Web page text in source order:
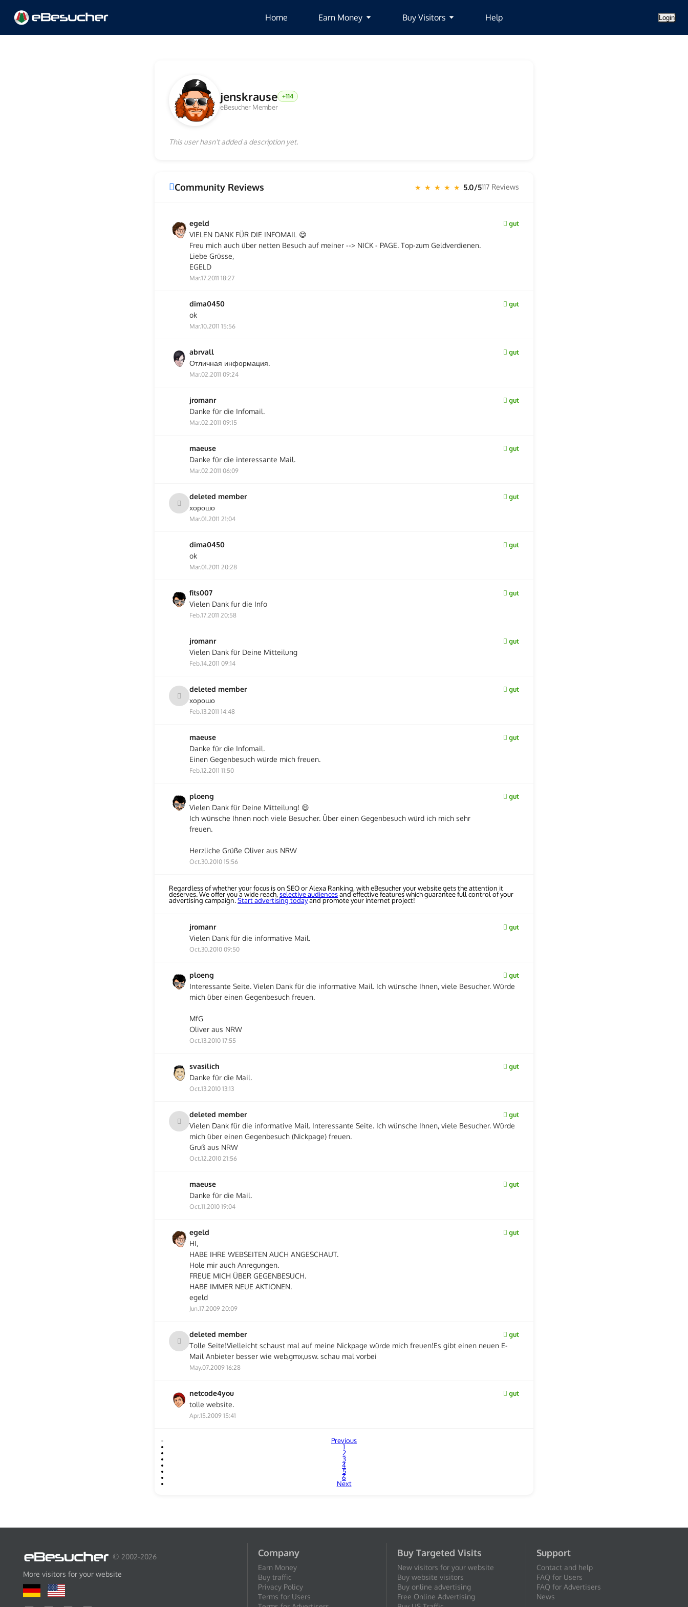
Home Earn Money Buy Visitors Help Login
jenskrause +114
eBesucher Member
This user hasn't added a description yet.
Community Reviews ★ ★ ★ ★ ★ 5.0/5117 Reviews
egeld gut
VIELEN DANK FÜR DIE INFOMAIL 😄
Freu mich auch über netten Besuch auf meiner --> NICK - PAGE. Top-zum Geldverdienen.
Liebe Grüsse,
EGELD
Mar.17.2011 18:27
dima0450 gut
ok
Mar.10.2011 15:56
abrvall gut
Отличная информация.
Mar.02.2011 09:24
jromanr gut
Danke für die Infomail.
Mar.02.2011 09:15
maeuse gut
Danke für die interessante Mail.
Mar.02.2011 06:09
deleted member gut
хорошо
Mar.01.2011 21:04
dima0450 gut
ok
Mar.01.2011 20:28
fits007 gut
Vielen Dank fur die Info
Feb.17.2011 20:58
jromanr gut
Vielen Dank für Deine Mitteilung
Feb.14.2011 09:14
deleted member gut
хорошо
Feb.13.2011 14:48
maeuse gut
Danke für die Infomail.
Einen Gegenbesuch würde mich freuen.
Feb.12.2011 11:50
ploeng gut
Vielen Dank für Deine Mitteilung! 😄
Ich wünsche Ihnen noch viele Besucher. Über einen Gegenbesuch würd ich mich sehr
freuen.
Herzliche Grüße Oliver aus NRW
Oct.30.2010 15:56
Regardless of whether your focus is on SEO or Alexa Ranking, with eBesucher your website gets the attention it
deserves. We offer you a wide reach,selective audiencesand effective features which guarantee full control of your
advertising campaign.Start advertising todayand promote your internet project!
jromanr gut
Vielen Dank für die informative Mail.
Oct.30.2010 09:50
ploeng gut
Interessante Seite. Vielen Dank für die informative Mail. Ich wünsche Ihnen, viele Besucher. Würde
mich über einen Gegenbesuch freuen.
MfG
Oliver aus NRW
Oct.13.2010 17:55
svasilich gut
Danke für die Mail.
Oct.13.2010 13:13
deleted member gut
Vielen Dank für die informative Mail. Interessante Seite. Ich wünsche Ihnen, viele Besucher. Würde
mich über einen Gegenbesuch (Nickpage) freuen.
Gruß aus NRW
Oct.12.2010 21:56
maeuse gut
Danke für die Mail.
Oct.11.2010 19:04
egeld gut
HI,
HABE IHRE WEBSEITEN AUCH ANGESCHAUT.
Hole mir auch Anregungen.
FREUE MICH ÜBER GEGENBESUCH.
HABE IMMER NEUE AKTIONEN.
egeld
Jun.17.2009 20:09
deleted member gut
Tolle Seite!Vielleicht schaust mal auf meine Nickpage würde mich freuen!Es gibt einen neuen E-
Mail Anbieter besser wie web,gmx,usw. schau mal vorbei
May.07.2009 16:28
netcode4you gut
tolle website.
Apr.15.2009 15:41
Previous
1
2
3
4
5
6
Next
© 2002-2026
More visitors for your website
Company
Earn Money
Buy traffic
Privacy Policy
Terms for Users
Buy Targeted Visits
New visitors for your website
Buy website visitors
Buy online advertising
Free Online Advertising
Support
Contact and help
FAQ for Users
FAQ for Advertisers
News